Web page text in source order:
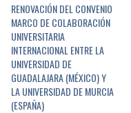
RENOVACIÓN DEL CONVENIO
MARCO DE COLABORACIÓN
UNIVERSITARIA
INTERNACIONAL ENTRE LA
UNIVERSIDAD DE
GUADALAJARA (MÉXICO) Y
LA UNIVERSIDAD DE MURCIA
(ESPAÑA)